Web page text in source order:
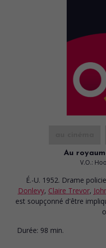
Au
V.O.:
É.-U. 1952. Drame
Donlevy, Claire Trevor,
est soupçonné d'être
Durée: 98 min.